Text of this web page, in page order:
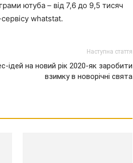
ютуба – від 7,6 до 9,5 тисяч
whatstat.
Наступна стаття
ідей на новий рік 2020-як заробити
взимку в новорічні свята